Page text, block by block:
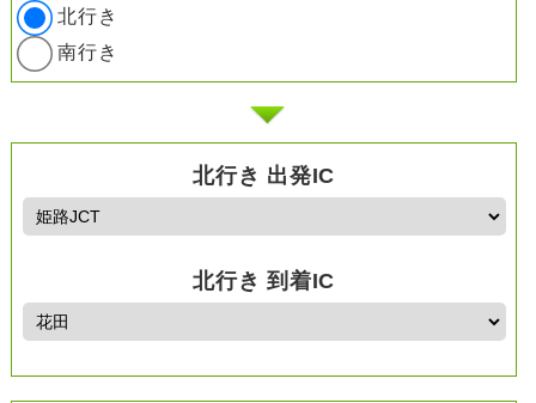
北行き
南行き
北行き 出発IC
北行き 到着IC